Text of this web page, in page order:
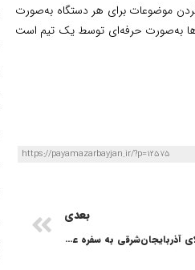
موضوعات برای هر دستگاه به‌صورت
به‌صورت حرفه‌ای توسط یک تیم است
https://payamazarbayjan.ir/?p=12575
بعدی
رونق صادرات آبزیان؛ قزل‌آلای آذربایجان‌شرقی به سفره عراقی‌ها می‌رود